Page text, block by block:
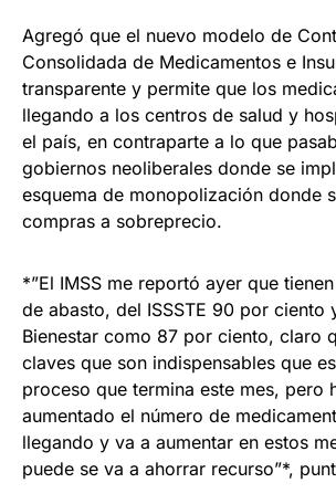
Agregó que el nuevo modelo de
Consolidada de Medicamentos e
transparente y permite que los
llegando a los centros de salud y
el país, en contraparte a lo que
gobiernos neoliberales donde se
esquema de monopolización donde
compras a sobreprecio.
*”El IMSS me reportó ayer que
de abasto, del ISSSTE 90 por ciento
Bienestar como 87 por ciento, claro
claves que son indispensables que
proceso que termina este mes, pero
aumentado el número de
llegando y va a aumentar en estos
puede se va a ahorrar recurso”*,